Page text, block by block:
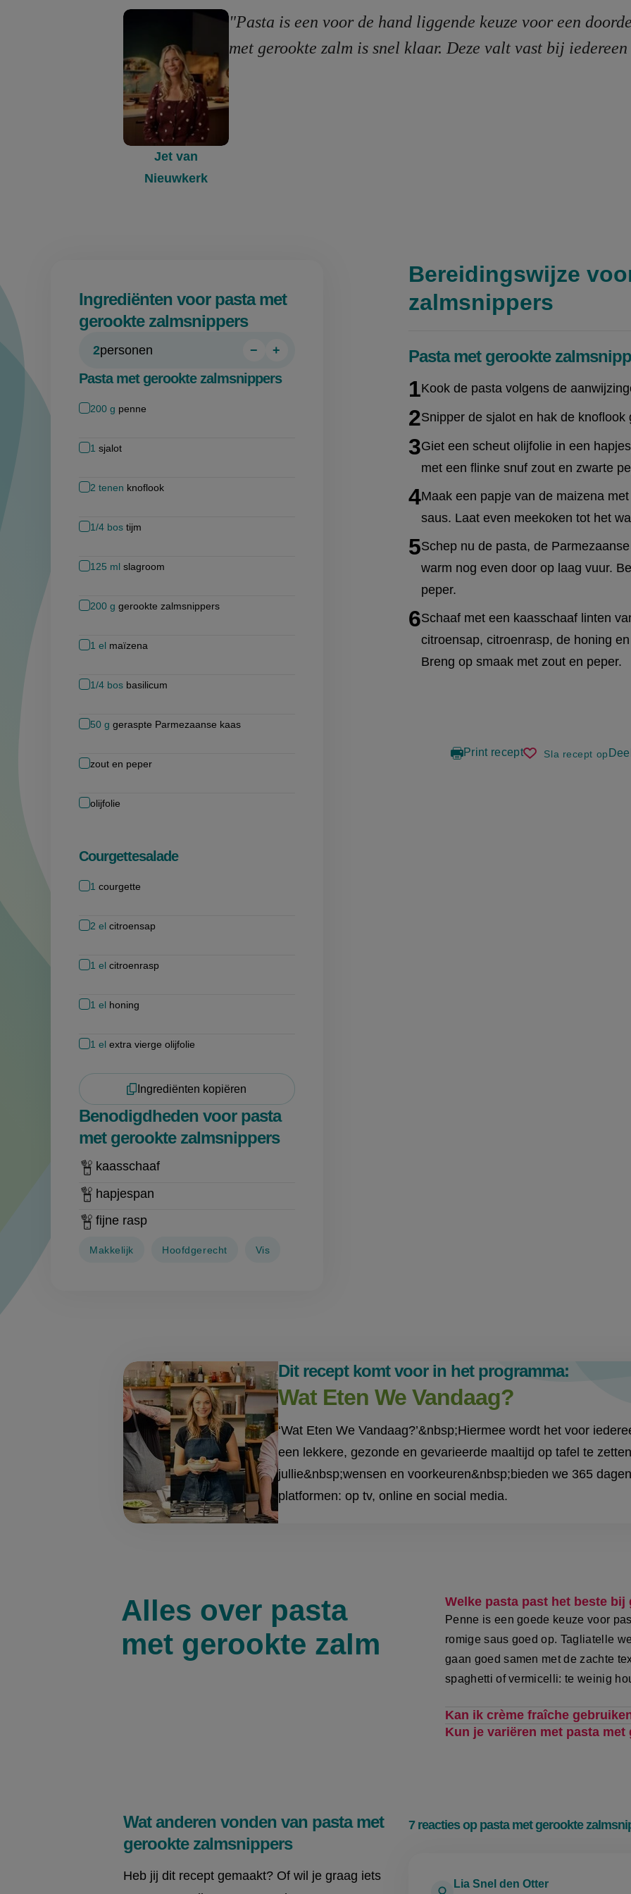
Jet van
Nieuwkerk
"Pasta is een voor de hand liggende keuze voor een
met gerookte zalm is snel klaar. Deze valt vast bij
Ingrediënten voor pasta met
gerookte zalmsnippers
2personen
Persoon
−
Persoon
+
Pasta met gerookte zalmsnippers
200 g penne
1 sjalot
2 tenen knoflook
1/4 bos tijm
125 ml slagroom
200 g gerookte zalmsnippers
1 el maïzena
1/4 bos basilicum
50 g geraspte Parmezaanse kaas
zout en peper
olijfolie
Courgettesalade
1 courgette
2 el citroensap
1 el citroenrasp
1 el honing
1 el extra vierge olijfolie
Ingrediënten kopiëren
Benodigdheden voor pasta
met gerookte zalmsnippers
kaasschaaf
hapjespan
fijne rasp
Makkelijk Hoofdgerecht Vis
Bereidingswijze
zalmsnippers
Pasta met gerookte
Kook de pasta volgens de
Snipper de sjalot en hak de
Giet een scheut olijfolie in een
met een flinke snuf zout en zwarte
Maak een papje van de maizena
saus. Laat even meekoken tot het
Schep nu de pasta, de
warm nog even door op laag vuur.
peper.
Schaaf met een kaasschaaf linten
citroensap, citroenrasp, de honing
Breng op smaak met zout en peper.
Print recept Sla recept op
pasta
Dit recept komt voor in het programma:
Wat Eten We Vandaag?
‘Wat Eten We Vandaag?’&nbsp;Hiermee wordt het voor
een lekkere, gezonde en gevarieerde maaltijd op tafel te
jullie&nbsp;wensen en voorkeuren&nbsp;bieden we 365
platformen: op tv, online en social media.
Alles over pasta
met gerookte zalm
Welke pasta past het beste bij
Penne is een goede keuze voor
romige saus goed op. Tagliatelle
gaan goed samen met de zachte
spaghetti of vermicelli: te weinig
Kan ik crème fraîche
Kun je variëren met pasta met
Wat anderen vonden van pasta met
gerookte zalmsnippers
Heb jij dit recept gemaakt? Of wil je graag iets
7 reacties op pasta met gerookte
Lia Snel den Otter